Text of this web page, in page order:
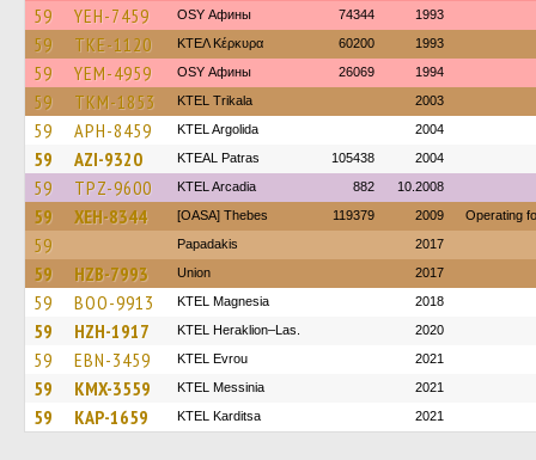
59 YEH-7459 OSY Афины 74344 1993
59 TKE-1120 ΚΤΕΛ Κέρκυρα 60200 1993
59 YEM-4959 OSY Афины 26069 1994
59 TKM-1853 ΚΤΕL Τrikala 2003
59 APH-8459 KTEL Argolida 2004
59 AZI-9320 KTEAL Patras 105438 2004
59 TPZ-9600 KTEL Arcadia 882 10.2008
59 XEH-8344 [OASA] Thebes 119379 2009 Operating
59 Papadakis 2017
59 HZB-7993 Union 2017
59 BOO-9913 ΚΤΕL Magnesia 2018
59 HZH-1917 KTEL Heraklion–Las. 2020
59 EBN-3459 KTEL Evrou 2021
59 KMX-3559 KTEL Messinia 2021
59 KAP-1659 ΚΤΕL Karditsa 2021